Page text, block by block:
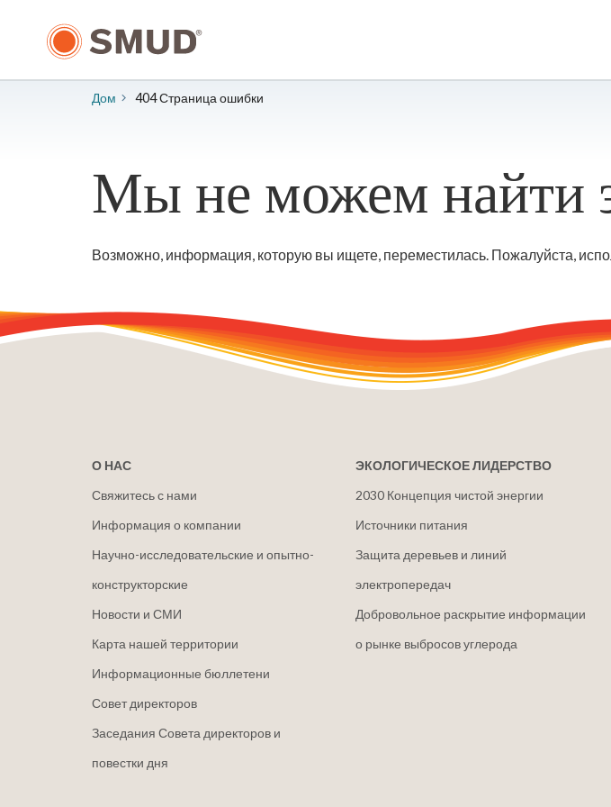
основному
Дом 404 Страница ошибки
Мы не можем найти
Возможно, информация, которую вы ищете, переместилась. Пожалуйста,
О НАС
Свяжитесь с нами
Информация о компании
Научно-исследовательские и опытно-
конструкторские
Новости и СМИ
Карта нашей территории
Информационные бюллетени
Совет директоров
Заседания Совета директоров и
повестки дня
ЭКОЛОГИЧЕСКОЕ ЛИДЕРСТВО
2030 Концепция чистой энергии
Источники питания
Защита деревьев и линий
электропередач
Добровольное раскрытие информации
о рынке выбросов углерода